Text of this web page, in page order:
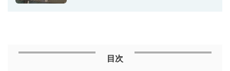
目次